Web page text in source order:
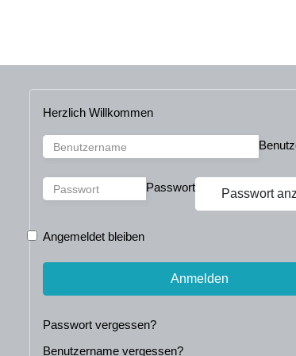
Herzlich Willkommen
Passwort Passwort
Angemeldet bleiben
Anmelden
Passwort vergessen?
Benutzername vergessen?